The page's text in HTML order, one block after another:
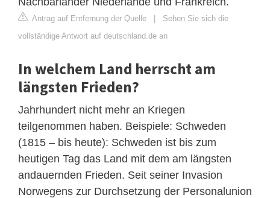
Antrag auf Entfernung der Quelle | Sehen Sie sich die
vollständige Antwort auf deutschland.de an
In welchem Land herrscht am
längsten Frieden?
Jahrhundert nicht mehr an Kriegen
teilgenommen haben. Beispiele: Schweden
(1815 – bis heute): Schweden ist bis zum
heutigen Tag das Land mit dem am längsten
andauernden Frieden. Seit seiner Invasion
Norwegens zur Durchsetzung der Personalunion